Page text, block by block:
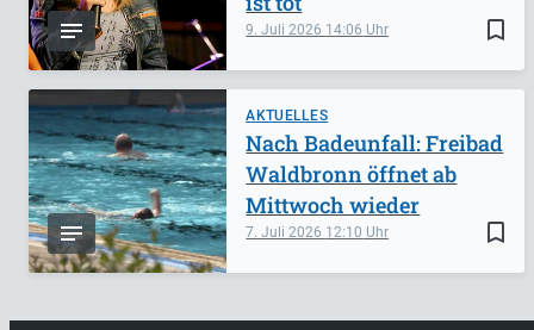
bookmark_border
9. Juli 2026 14:06
AKTUELLES
bookmark_border
7. Juli 2026 12:10
Nach Badeunfall: Freibad
Waldbronn öffnet ab
Mittwoch wieder